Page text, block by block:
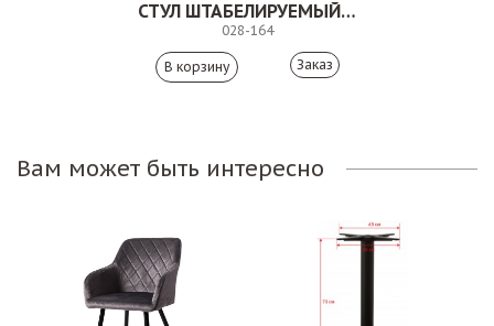
СТУЛ ШТАБЕЛИРУЕМЫЙ. 028-164
028-164
Заказ
Вам может быть интересно